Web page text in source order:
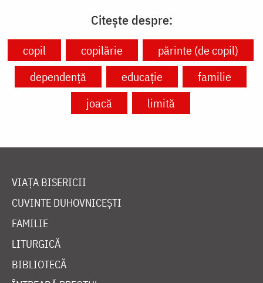
Citește despre:
copil copilărie
părinte (de copil)
dependență
educație
familie
joacă
limită
VIAȚA BISERICII
CUVINTE DUHOVNICEȘTI
FAMILIE
LITURGICĂ
BIBLIOTECĂ